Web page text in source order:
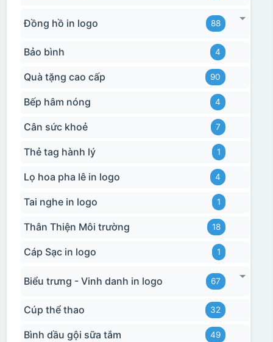
Đồng hồ in logo 88
Bảo bình 4
Quà tặng cao cấp 90
Bếp hâm nóng 4
Cân sức khoẻ 7
Thẻ tag hành lý 1
Lọ hoa pha lê in logo 4
Tai nghe in logo 1
Thân Thiện Môi trường 18
Cáp Sạc in logo 1
Biểu trưng - Vinh danh in logo 67
Cúp thể thao 32
Bình dầu gội sữa tắm 49